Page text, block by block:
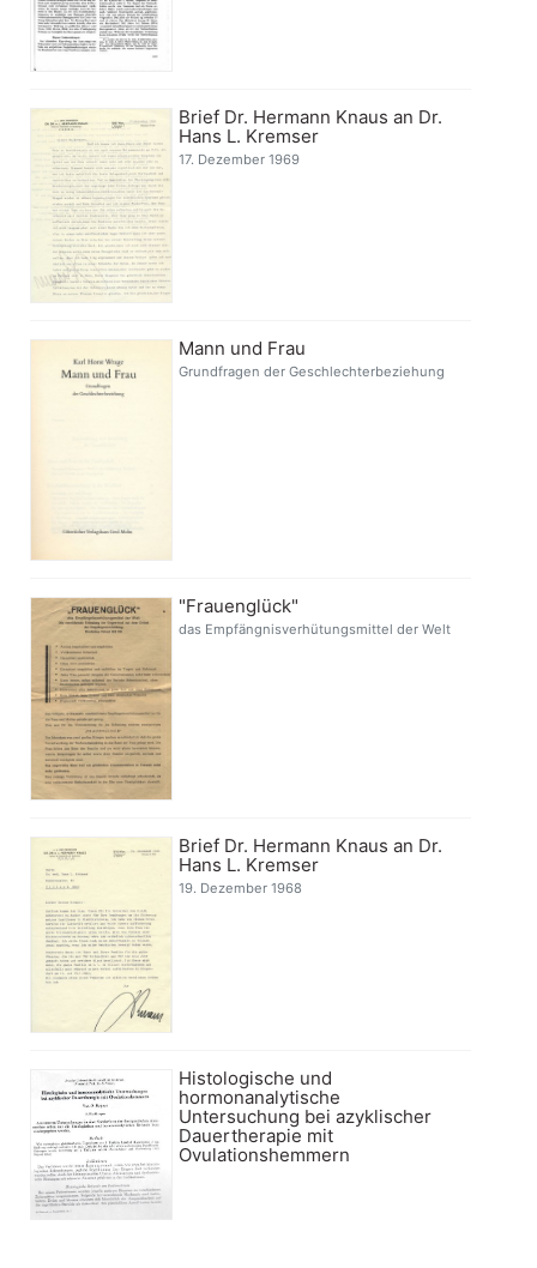
Brief Dr. Hermann Knaus an Dr.
Hans L. Kremser
17. Dezember 1969
Mann und Frau
Grundfragen der Geschlechterbeziehung
"Frauenglück"
das Empfängnisverhütungsmittel der Welt
Brief Dr. Hermann Knaus an Dr.
Hans L. Kremser
19. Dezember 1968
Histologische und
hormonanalytische
Untersuchung bei azyklischer
Dauertherapie mit
Ovulationshemmern